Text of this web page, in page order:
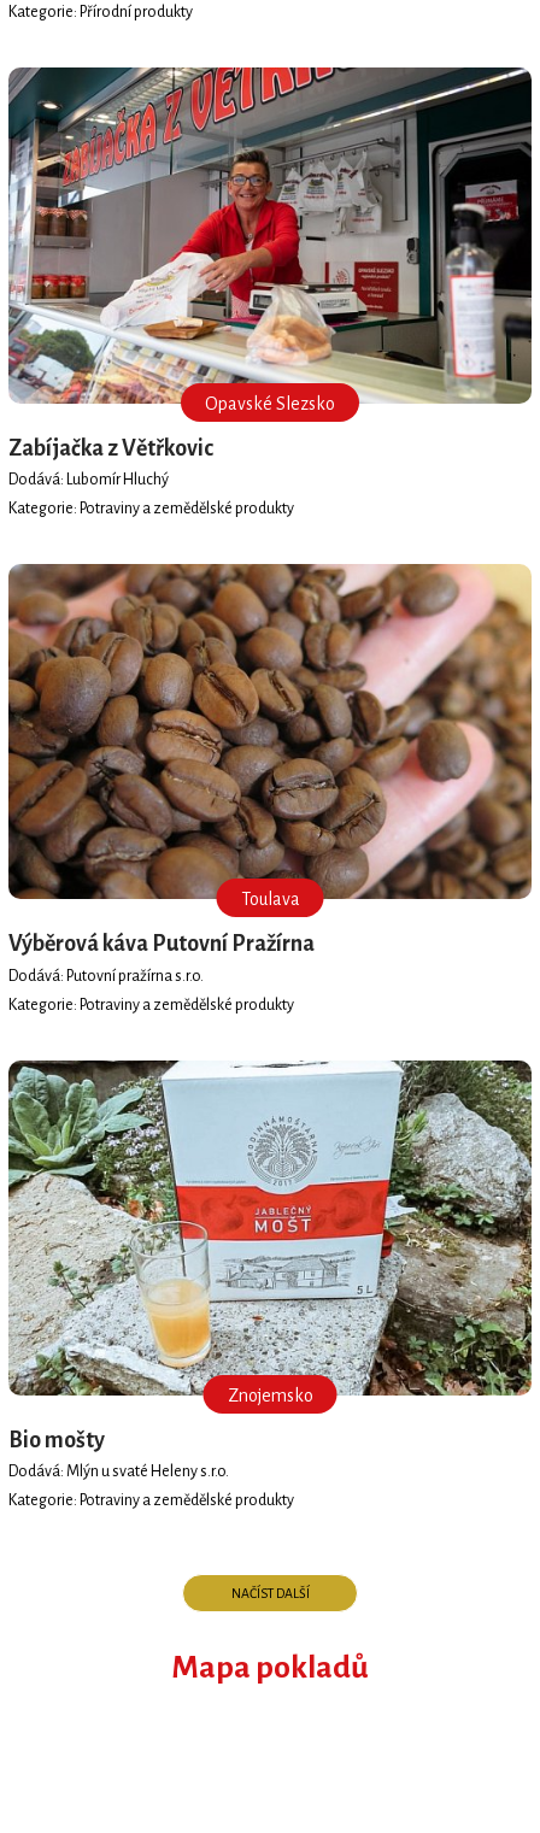
Kategorie: Přírodní produkty
Opavské Slezsko
Zabíjačka z Větřkovic
Dodává: Lubomír Hluchý
Kategorie: Potraviny a zemědělské produkty
Toulava
Výběrová káva Putovní Pražírna
Dodává: Putovní pražírna s.r.o.
Kategorie: Potraviny a zemědělské produkty
Znojemsko
Bio mošty
Dodává: Mlýn u svaté Heleny s.r.o.
Kategorie: Potraviny a zemědělské produkty
NAČÍST DALŠÍ
Mapa pokladů